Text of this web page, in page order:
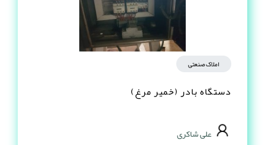
املاک صنعتی
دستگاه بادر (خمیر مرغ)
علی شاکری